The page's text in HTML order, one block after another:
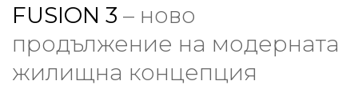
FUSION 3 – ново
продължение на модерната
жилищна концепция